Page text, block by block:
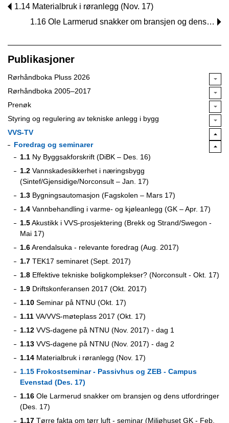
1.14 Materialbruk i røranlegg (Nov. 17)
1.16 Ole Larmerud snakker om bransjen og dens…
Publikasjoner
Rørhåndboka Pluss 2026
Rørhåndboka 2005–2017
Prenøk
Styring og regulering av tekniske anlegg i bygg
VVS-TV
Foredrag og seminarer
1.1 Ny Byggsakforskrift (DiBK – Des. 16)
1.2 Vannskadesikkerhet i næringsbygg
(Sintef/Gjensidige/Norconsult – Jan. 17)
1.3 Bygningsautomasjon (Fagskolen – Mars 17)
1.4 Vannbehandling i varme- og kjøleanlegg (GK – Apr. 17)
1.5Akustikk i VVS-prosjektering (Brekk og Strand/Swegon -
Mai 17)
1.6Arendalsuka - relevante foredrag (Aug. 2017)
1.7 TEK17 seminaret (Sept. 2017)
1.8 Effektive tekniske boligkomplekser? (Norconsult - Okt. 17)
1.9 Driftskonferansen 2017 (Okt. 2017)
1.10 Seminar på NTNU (Okt. 17)
1.11 VA/VVS-møteplass 2017 (Okt. 17)
1.12 VVS-dagene på NTNU (Nov. 2017) - dag 1
1.13 VVS-dagene på NTNU (Nov. 2017) - dag 2
1.14 Materialbruk i røranlegg (Nov. 17)
1.15 Frokostseminar - Passivhus og ZEB - Campus
Evenstad (Des. 17)
1.16 Ole Larmerud snakker om bransjen og dens utfordringer
(Des. 17)
1.17 Tørre fakta om tørr luft - seminar (Miljøhuset GK - Feb.